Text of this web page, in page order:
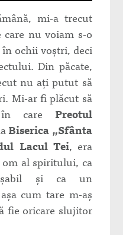
mi-a trecut
nu voiam s-o
ochii voştri, deci
Din păcate,
nu aţi putut să
Mi-ar fi plăcut să
în care Preotul
Biserica „Sfânta
Lacul Tei, era
al spiritului, ca
şi ca un
cum tare m-aş
fie oricare slujitor